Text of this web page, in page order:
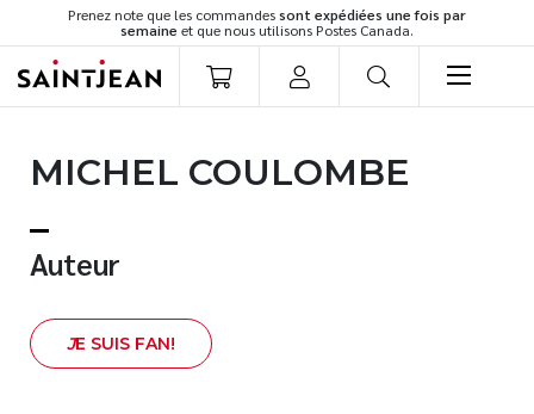
Prenez note que les commandessont expédiées une fois par
semaine et que nous utilisons Postes Canada.
Romans
Développement personnel
Spiritualité
Famille
MICHEL COULOMBE
Auteur
JE SUIS FAN!